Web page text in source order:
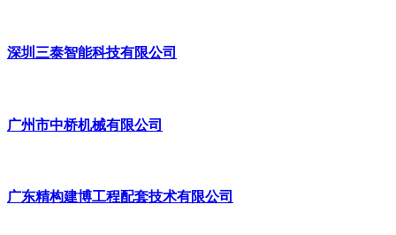
深圳三泰智能科技有限公司
广州市中桥机械有限公司
广东精构建博工程配套技术有限公司